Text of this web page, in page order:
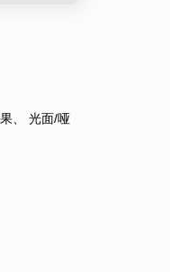
、 光面/哑